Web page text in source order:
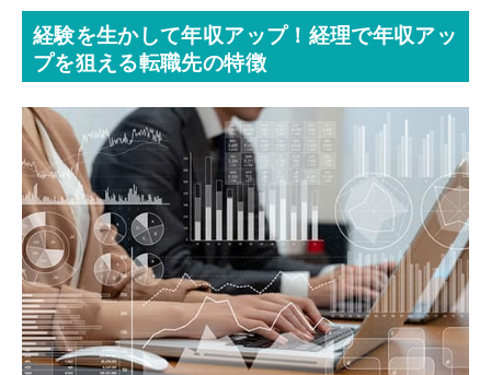
経験を生かして年収アップ！経理で年収アッ
プを狙える転職先の特徴